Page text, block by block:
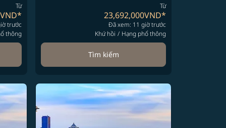
Từ
*
trước
thông
Từ
23,692,000VND*
Đã xem: 11 giờ trước
Khứ hồi / Hạng phổ thông
Tìm kiếm